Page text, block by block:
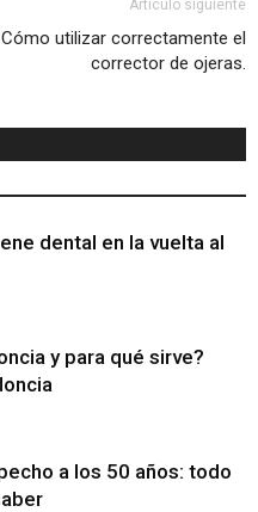
Artículo siguiente
Cómo utilizar correctamente el
corrector de ojeras.
dental en la vuelta al
y para qué sirve?
a los 50 años: todo